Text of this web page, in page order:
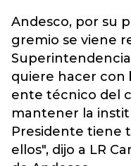
Andesco, por su
gremio se viene
quiere hacer con
ente técnico del
mantener la
Presidente tiene
ellos", dijo a LR